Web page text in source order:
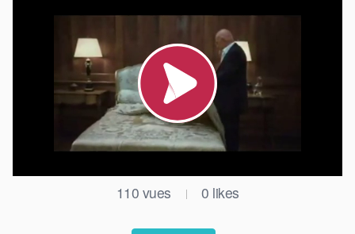
110 vues | 0 likes